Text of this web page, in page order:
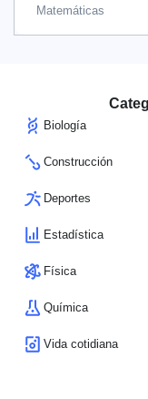
Matemáticas
Biología
Construcción
Deportes
Estadística
Física
Química
Vida cotidiana